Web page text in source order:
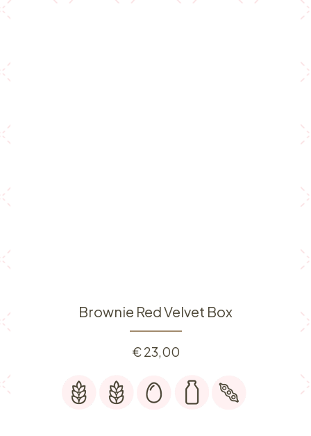
Brownie Red Velvet Box
€23,00